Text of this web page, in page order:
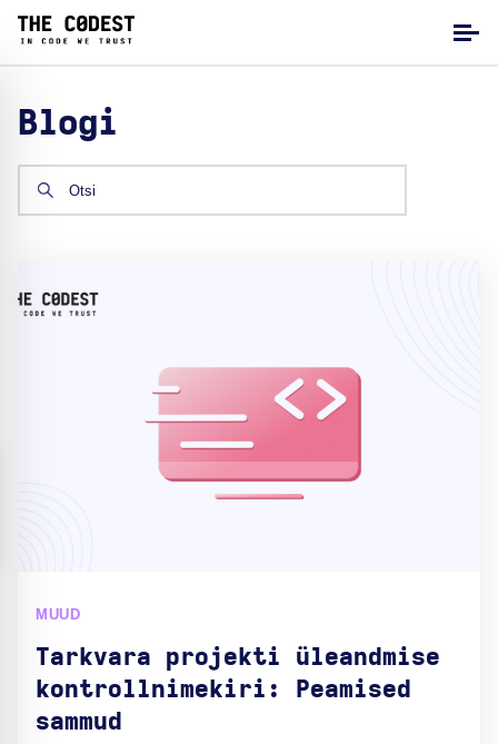
Blogi
MUUD
Tarkvara projekti üleandmise
kontrollnimekiri: Peamised
sammud